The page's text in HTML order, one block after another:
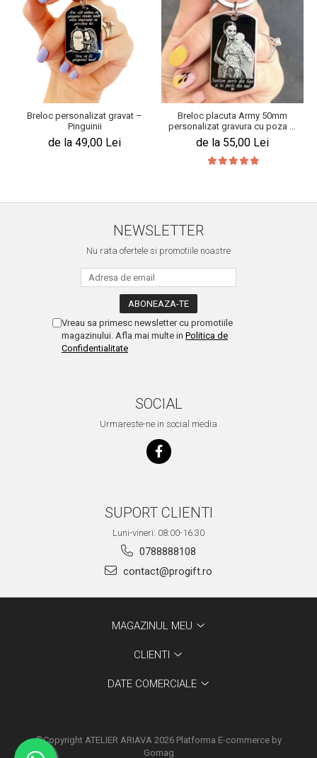
Breloc personalizat gravat –
Pinguinii
de la 49,00 Lei
Breloc placuta Army 50mm
personalizat gravura cu poza si
mesaj – Suntem parte din tine si
tu parte din noi
de la 55,00 Lei
NEWSLETTER
Nu rata ofertele si promotiile noastre
Vreau sa primesc newsletter cu promotiile
magazinului. Afla mai multe in Politica de
Confidentialitate
SOCIAL
Urmareste-ne in social media
SUPORT CLIENTI
Luni-vineri: 08:00-16.30
0788888108
contact@progift.ro
MAGAZINUL MEU
CLIENTI
DATE COMERCIALE
©Copyright ATELIER ARIAVA 2026 Platforma E-commerce by
Gomag